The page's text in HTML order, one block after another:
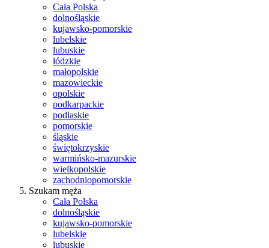
Cała Polska
dolnośląskie
kujawsko-pomorskie
lubelskie
lubuskie
łódzkie
małopolskie
mazowieckie
opolskie
podkarpackie
podlaskie
pomorskie
śląskie
świętokrzyskie
warmińsko-mazurskie
wielkopolskie
zachodniopomorskie
Szukam męża
Cała Polska
dolnośląskie
kujawsko-pomorskie
lubelskie
lubuskie